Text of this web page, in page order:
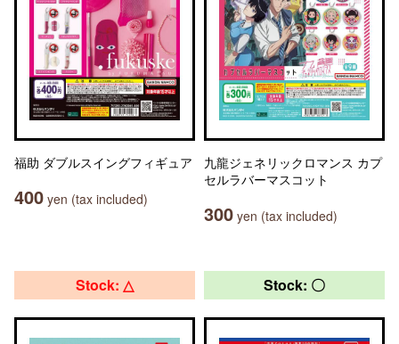
福助 ダブルスイングフィギュア
400 yen (tax included)
九龍ジェネリックロマンス カプ
セルラバーマスコット
300 yen (tax included)
Stock: △ Stock: 〇